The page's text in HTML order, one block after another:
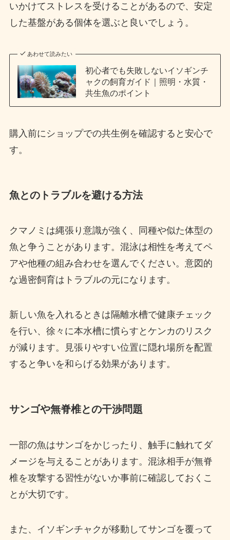
いかけてストレスを受けることがあるので、安定
した基盤がある個体を選ぶと良いでしょう。
あわせて読みたい
初心者でも失敗しないイソギンチ
ャクの飼育ガイド｜照明・水質・
共生魚のポイント
購入前にショップでの共生例を確認すると安心で
す。
魚とのトラブルを避ける方法
クマノミは縄張り意識が強く、同種や似た体型の
魚と争うことがあります。混泳は相性を考えてペ
アや他種の組み合わせを選んでください。意図的
な過密飼育はトラブルの元になります。
新しい魚を入れるときは隔離水槽で健康チェック
を行い、徐々に本水槽に慣らすとケンカのリスク
が減ります。見張りやすい位置に隠れ場所を配置
すると争いを和らげる効果があります。
サンゴや無脊椎との干渉問題
一部の魚はサンゴをかじったり、触手に触れてダ
メージを与えることがあります。混泳相手が無脊
椎を攻撃する習性がないか事前に確認しておくこ
とが大切です。
また、イソギンチャクが移動してサンゴを覆って